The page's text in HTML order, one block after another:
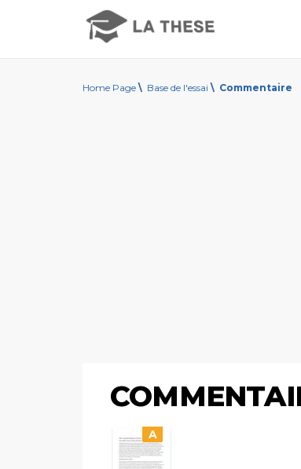
Home Page \ Base de l'essai \ Commentaire
A